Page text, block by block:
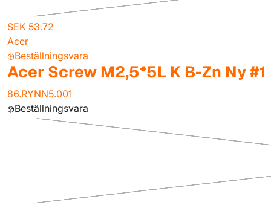
SEK 53.72
Acer
Beställningsvara
Acer Screw M2,5*5L K B-Zn Ny #1
86.RYNN5.001
Beställningsvara